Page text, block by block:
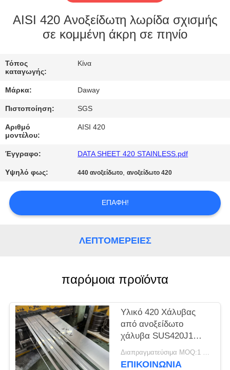
ΓΎΡΟΣ
ΕΡΓΟΣΤΑΣΊΩΝ
ΠΟΙΟΤΙΚΌΣ
ΈΛΕΓΧΟΣ
ΜΑΣ
ΕΛΆΤΕ
ΣΕ
ΜΕ
ΖΗΤΉΣΤΕ
ΑΠΌΣΠΑΣΜΑ
SITEMAP
PRIVACY
POLICY
AISI 420 Ανοξείδωτη λωρίδα σχισμής
σε κομμένη άκρη σε πηνίο
Τόπος
καταγωγής:
Κίνα
Μάρκα: Daway
Πιστοποίηση: SGS
Αριθμό
μοντέλου:
AISI 420
Έγγραφο: DATA SHEET 420 STAINLESS.pdf
Υψηλό φως: 440 ανοξείδωτο,ανοξείδωτο 420
ΕΠΑΦΉ!
ΛΕΠΤΟΜΈΡΕΙΕΣ
παρόμοια προϊόντα
Υλικό 420 Χάλυβας
από ανοξείδωτο
χάλυβα SUS420J1
SUS420J2
Στρογγυλοκύλινδρο
Διαπραγματεύσιμα MOQ:1 τόνος
ΕΠΙΚΟΙΝΩΝΊΑ